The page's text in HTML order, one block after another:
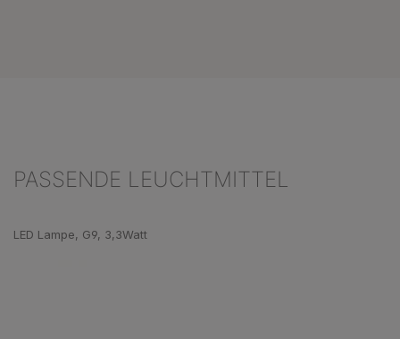
PASSENDE LEUCHTMITTEL
LED Lampe, G9, 3,3Watt